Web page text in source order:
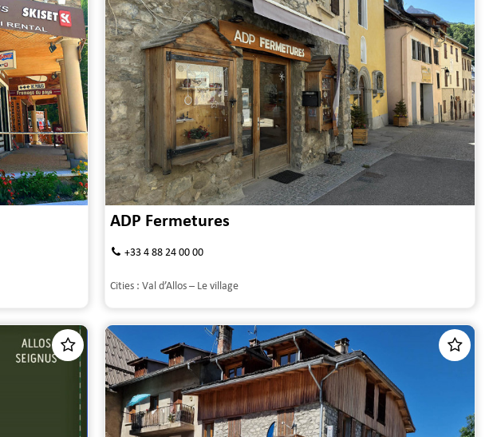
ADP Fermetures
+33 4 88 24 00 00
Cities : Val d’Allos – Le village